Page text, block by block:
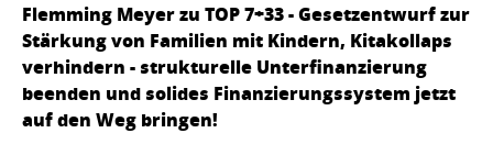
Flemming Meyer zu TOP 7+33 - Gesetzentwurf zur
Stärkung von Familien mit Kindern, Kitakollaps
verhindern - strukturelle Unterfinanzierung
beenden und solides Finanzierungssystem jetzt
auf den Weg bringen!